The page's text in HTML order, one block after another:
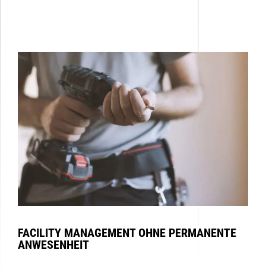
FACILITY MANAGEMENT OHNE PERMANENTE
ANWESENHEIT